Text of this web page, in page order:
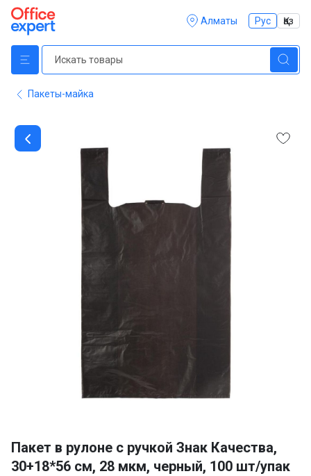
Алматы Рус Қаз
Пакеты-майка
of
1
Пакет в рулоне с ручкой Знак Качества,
30+18*56 см, 28 мкм, черный, 100 шт/упак